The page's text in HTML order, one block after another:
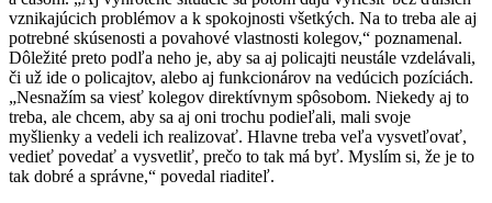
vznikajúcich problémov a k spokojnosti všetkých. Na to treba ale aj
potrebné skúsenosti a povahové vlastnosti kolegov,“ poznamenal.
Dôležité preto podľa neho je, aby sa aj policajti neustále vzdelávali,
či už ide o policajtov, alebo aj funkcionárov na vedúcich pozíciách.
„Nesnažím sa viesť kolegov direktívnym spôsobom. Niekedy aj to
treba, ale chcem, aby sa aj oni trochu podieľali, mali svoje
myšlienky a vedeli ich realizovať. Hlavne treba veľa vysvetľovať,
vedieť povedať a vysvetliť, prečo to tak má byť. Myslím si, že je to
tak dobré a správne,“ povedal riaditeľ.